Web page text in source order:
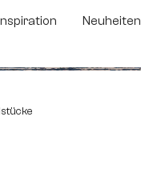
Neuheiten